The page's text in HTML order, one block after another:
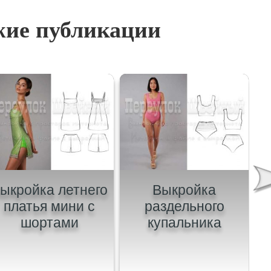
публикации
летнего
платья мини с
шортами
Выкройка
раздельного
купальника